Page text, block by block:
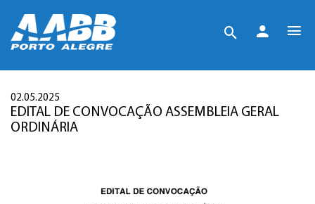
02.05.2025
EDITAL DE CONVOCAÇÃO ASSEMBLEIA GERAL
ORDINÁRIA